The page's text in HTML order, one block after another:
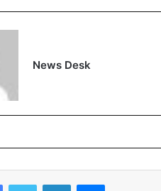
News Desk